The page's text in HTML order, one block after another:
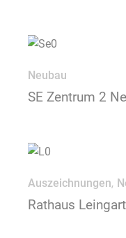
Neubau
SE Zentrum 2
Auszeichnungen
Rathaus